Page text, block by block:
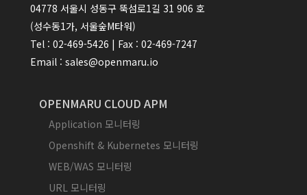
04778 서울시 성동구 뚝섬로1길 31 906 호
(성수동1가, 서울숲M타워)
Tel : 02-469-5426 | Fax : 02-469-7247
Email : sales@openmaru.io
OPENMARU CLOUD APM
Application 모니터링
Openshift & Kubernetes 모니터링
WEB/WAS 모니터링
URL 모니터링